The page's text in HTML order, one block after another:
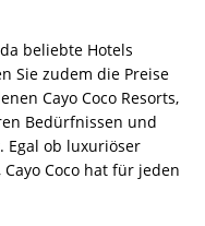
beliebte Hotels
Sie zudem die Preise
Cayo Coco Resorts,
Bedürfnissen und
Egal ob luxuriöser
Coco hat für jeden